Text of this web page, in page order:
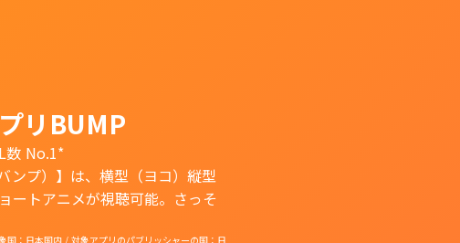
リBUMP
数 No.1*
ンプ）】は、横型（ヨコ）縦型
ートアニメが視聴可能。さっそ
：日本国内 / 対象アプリのパブリッシャーの国：日